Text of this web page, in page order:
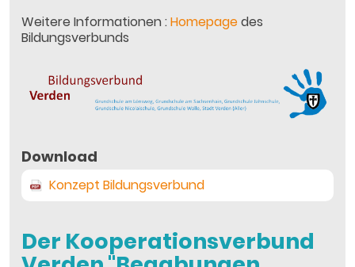
Weitere Informationen :Homepagedes
Bildungsverbunds
Download
Konzept Bildungsverbund
Der Kooperationsverbund